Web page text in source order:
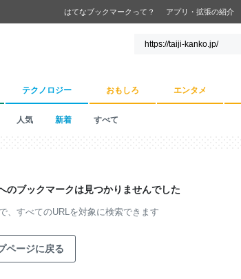
はてなブックマークって？ アプリ・拡張の紹介
テクノロジー おもしろ エンタメ
人気 新着 すべて
のブックマークは見つかりませんでした
、 すべてのURLを対象に検索できます
ページに戻る